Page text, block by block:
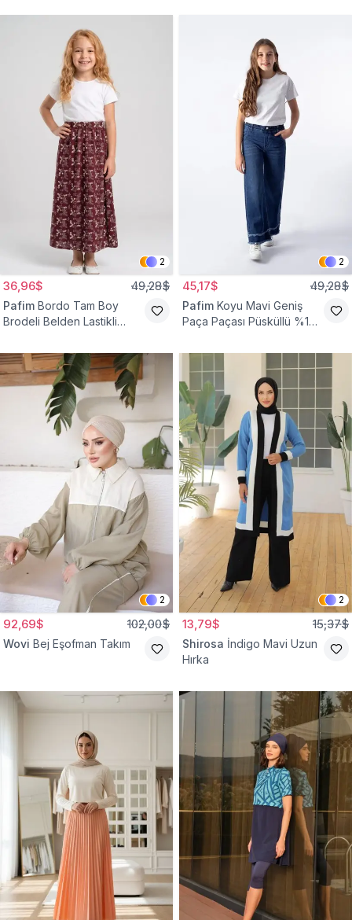
2
36,96$ 49,28$
Pafim Bordo Tam Boy
Brodeli Belden Lastikli
2
45,17$ 49,28$
Pafim Koyu Mavi Geniş
Paça Paçası Püsküllü %100
Pantolon
2
92,69$ 102,00$
Wovi Bej Eşofman Takım
2
13,79$ 15,37$
Shirosa İndigo Mavi Uzun
Hırka